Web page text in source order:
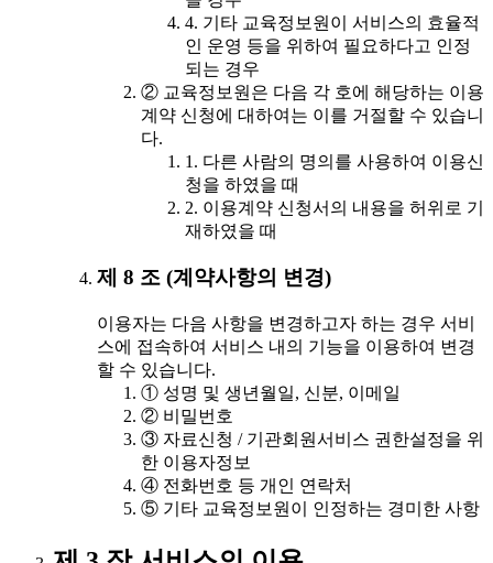
4. 기타 교육정보원이 서비스의 효율적
인 운영 등을 위하여 필요하다고 인정
되는 경우
② 교육정보원은 다음 각 호에 해당하는 이용
계약 신청에 대하여는 이를 거절할 수 있습니
다.
1. 다른 사람의 명의를 사용하여 이용신
청을 하였을 때
2. 이용계약 신청서의 내용을 허위로 기
재하였을 때
제 8 조 (계약사항의 변경)
이용자는 다음 사항을 변경하고자 하는 경우 서비
스에 접속하여 서비스 내의 기능을 이용하여 변경
할 수 있습니다.
① 성명 및 생년월일, 신분, 이메일
② 비밀번호
③ 자료신청 / 기관회원서비스 권한설정을 위
한 이용자정보
④ 전화번호 등 개인 연락처
⑤ 기타 교육정보원이 인정하는 경미한 사항